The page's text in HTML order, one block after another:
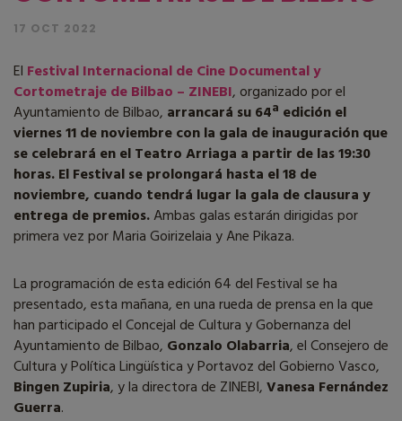
17 OCT 2022
El Festival Internacional de Cine Documental y
Cortometraje de Bilbao – ZINEBI, organizado por el
Ayuntamiento de Bilbao, arrancará su 64ª edición el
viernes 11 de noviembre con la gala de inauguración que
se celebrará en el Teatro Arriaga a partir de las 19:30
horas. El Festival se prolongará hasta el 18 de
noviembre, cuando tendrá lugar la gala de clausura y
entrega de premios.Ambas galas estarán dirigidas por
primera vez por Maria Goirizelaia y Ane Pikaza.
La programación de esta edición 64 del Festival se ha
presentado, esta mañana, en una rueda de prensa en la que
han participado el Concejal de Cultura y Gobernanza del
Ayuntamiento de Bilbao, Gonzalo Olabarria, el Consejero de
Cultura y Política Lingüística y Portavoz del Gobierno Vasco,
Bingen Zupiria, y la directora de ZINEBI,Vanesa Fernández
Guerra.